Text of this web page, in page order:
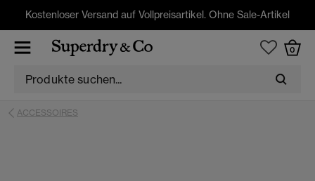
Kostenloser Versand auf Vollpreisartikel. Ohne Sale-Artikel
0
ACCESSOIRES